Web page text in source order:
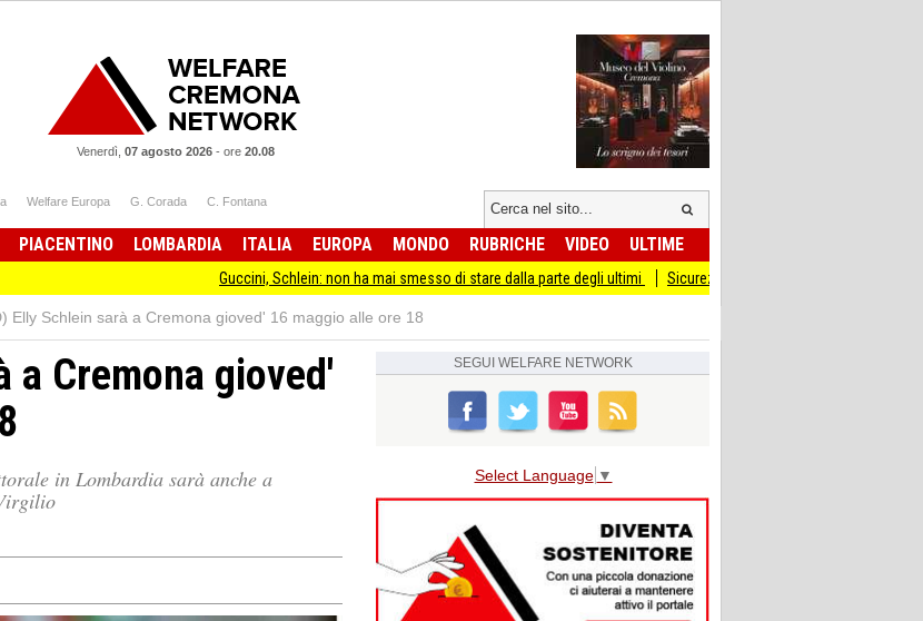
Venerdì, 07 agosto 2026 - ore 20.08
Welfare Europa G. Corada C. Fontana
PIACENTINO LOMBARDIA ITALIA EUROPA MONDO RUBRICHE VIDEO ULTIME
Guccini, Schlein: non ha mai smesso di stare dalla parte degli ultimi Sicurezza I Giovani Democratici ribattono ai Giovani di
Elly Schlein sarà a Cremona gioved' 16 maggio alle ore 18
a Cremona gioved'
in Lombardia sarà anche a
SEGUI WELFARE NETWORK
Select Language ▼